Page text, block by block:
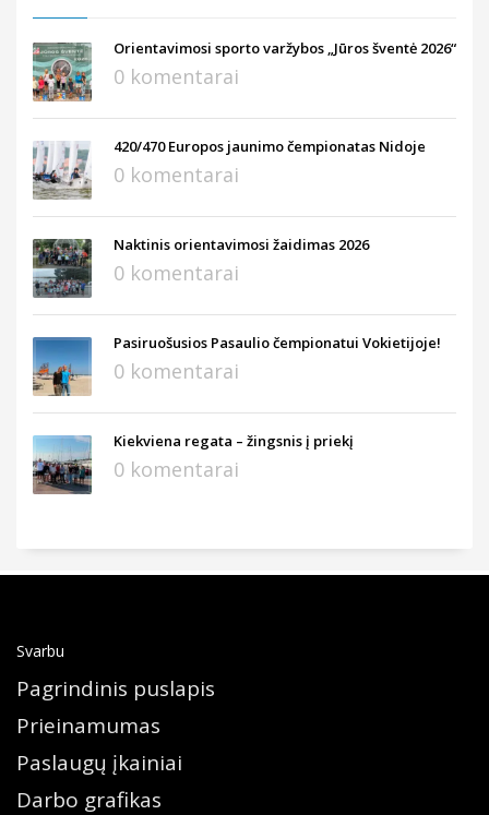
Orientavimosi sporto varžybos „Jūros šventė 2026“
0 komentarai
420/470 Europos jaunimo čempionatas Nidoje
0 komentarai
Naktinis orientavimosi žaidimas 2026
0 komentarai
Pasiruošusios Pasaulio čempionatui Vokietijoje!
0 komentarai
Kiekviena regata – žingsnis į priekį
0 komentarai
Svarbu
Pagrindinis puslapis
Prieinamumas
Paslaugų įkainiai
Darbo grafikas